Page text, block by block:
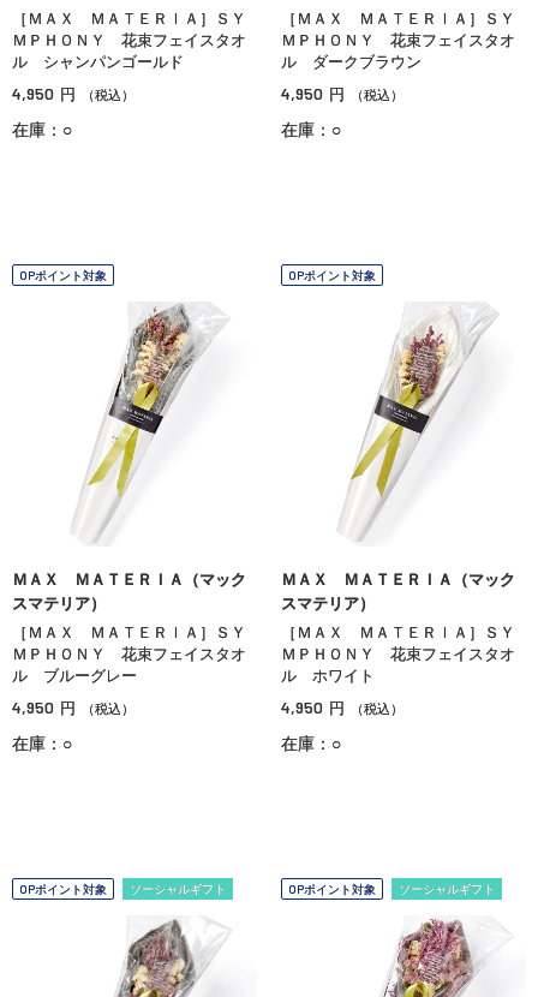
［ＭＡＸ ＭＡＴＥＲＩＡ］ＳＹ
ＭＰＨＯＮＹ 花束フェイスタオ
ル シャンパンゴールド
4,950 円 （税込）
在庫：○
［ＭＡＸ ＭＡＴＥＲＩＡ］ＳＹ
ＭＰＨＯＮＹ 花束フェイスタオ
ル ダークブラウン
4,950 円 （税込）
在庫：○
OPポイント対象
ＭＡＸ ＭＡＴＥＲＩＡ（マック
スマテリア）
［ＭＡＸ ＭＡＴＥＲＩＡ］ＳＹ
ＭＰＨＯＮＹ 花束フェイスタオ
ル ブルーグレー
4,950 円 （税込）
在庫：○
OPポイント対象
ＭＡＸ ＭＡＴＥＲＩＡ（マック
スマテリア）
［ＭＡＸ ＭＡＴＥＲＩＡ］ＳＹ
ＭＰＨＯＮＹ 花束フェイスタオ
ル ホワイト
4,950 円 （税込）
在庫：○
OPポイント対象 ソーシャルギフト OPポイント対象 ソーシャルギフト